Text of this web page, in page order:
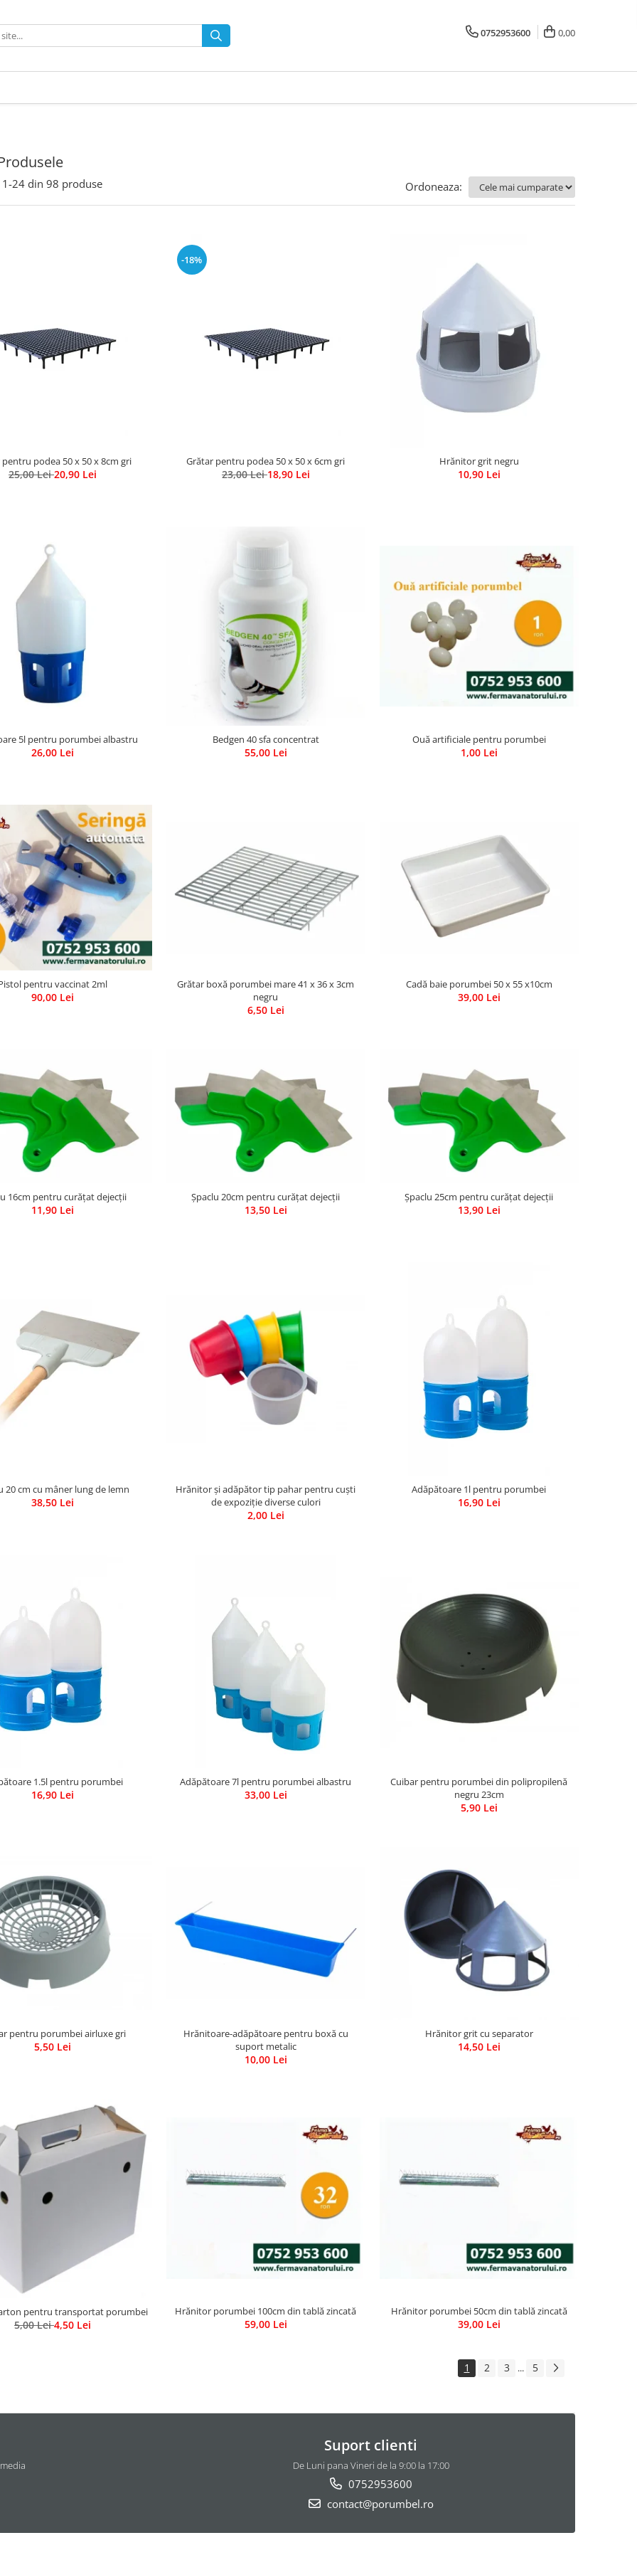
0752953600 0,00
1-24 din 98 produse Ordoneaza:
podea 50 x 50 x 8cm gri
25,00 Lei20,90 Lei
-18%
Grătar pentru podea 50 x 50 x 6cm gri
23,00 Lei18,90 Lei
Hrănitor grit negru
10,90 Lei
5l pentru porumbei albastru
26,00 Lei
Bedgen 40 sfa concentrat
55,00 Lei
Ouă artificiale pentru porumbei
1,00 Lei
pentru vaccinat 2ml
90,00 Lei
Grătar boxă porumbei mare 41 x 36 x 3cm
negru
6,50 Lei
Cadă baie porumbei 50 x 55 x10cm
39,00 Lei
16cm pentru curățat dejecții
11,90 Lei
Șpaclu 20cm pentru curățat dejecții
13,50 Lei
Șpaclu 25cm pentru curățat dejecții
13,90 Lei
20 cm cu mâner lung de lemn
38,50 Lei
Hrănitor și adăpător tip pahar pentru cuști
de expoziție diverse culori
2,00 Lei
Adăpătoare 1l pentru porumbei
16,90 Lei
1.5l pentru porumbei
16,90 Lei
Adăpătoare 7l pentru porumbei albastru
33,00 Lei
Cuibar pentru porumbei din polipropilenă
negru 23cm
5,90 Lei
pentru porumbei airluxe gri
5,50 Lei
Hrănitoare-adăpătoare pentru boxă cu
suport metalic
10,00 Lei
Hrănitor grit cu separator
14,50 Lei
pentru transportat porumbei
5,00 Lei4,50 Lei
Hrănitor porumbei 100cm din tablă zincată
59,00 Lei
Hrănitor porumbei 50cm din tablă zincată
39,00 Lei
1 2 3 ... 5
Suport clienti
De Luni pana Vineri de la 9:00 la 17:00
0752953600
contact@porumbel.ro